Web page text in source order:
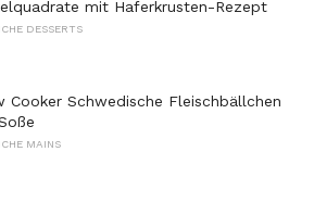
mit Haferkrusten-Rezept
DESSERTS
Cooker Schwedische Fleischbällchen
MAINS